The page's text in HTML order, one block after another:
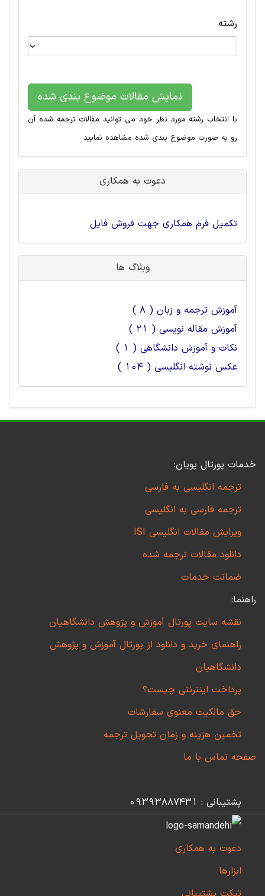
رشته
نمایش مقالات موضوع بندی شده
با انتخاب رشته مورد نظر خود می توانید مقالات ترجمه شده آن
رو به صورت موضوع بندی شده مشاهده نمایید
دعوت به همکاری
تکمیل فرم همکاری جهت فروش فایل
وبلاگ ها
آموزش ترجمه و زبان ( 8 )
آموزش مقاله نویسی ( 21 )
نکات و آموزش دانشگاهی ( 1 )
عکس نوشته انگلیسی ( 104 )
خدمات پورتال پویان:
ترجمه انگلیسی به فارسی
ترجمه فارسی به انگلیسی
ویرایش مقالات انگلیسی ISI
دانلود مقالات ترجمه شده
ضمانت خدمات
راهنما:
نقشه سایت پورتال آموزش و پژوهش دانشگاهیان
راهنمای خرید و دانلود از پورتال آموزش و پژوهش
دانشگاهیان
پرداخت اینترنتی چیست؟
حق مالکیت معنوی سفارشات
تخمین هزینه و زمان تحویل ترجمه
صفحه تماس با ما
پشتیبانی : 09393887431
دعوت به همکاری
ابزارها